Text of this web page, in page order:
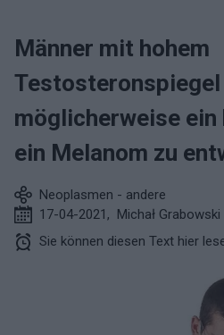
Männer mit hohem
Testosteronspiegel
möglicherweise ein
ein Melanom zu
Neoplasmen - andere
17-04-2021 , Michał Grabowski
Sie können diesen Text hier